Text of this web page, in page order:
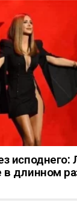
исподнего:
длинном